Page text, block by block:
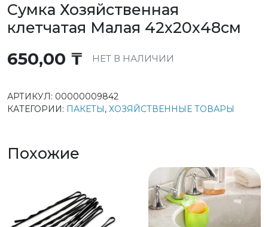
Сумка Хозяйственная
клетчатая Малая 42х20х48см
650,00 ₸ НЕТ В НАЛИЧИИ
АРТИКУЛ: 00000009842
КАТЕГОРИИ: ПАКЕТЫ, ХОЗЯЙСТВЕННЫЕ ТОВАРЫ
Похожие